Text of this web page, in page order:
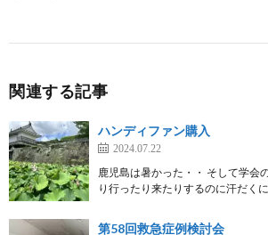
関連する記事
ハンディファン購入
2024.07.22
鹿児島は暑かった・・ そして学会
り行ったり来たりするのに汗だく
第58回救急症例検討会